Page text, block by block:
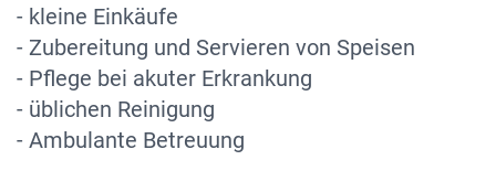
- kleine Einkäufe
- Zubereitung und Servieren von Speisen
- Pflege bei akuter Erkrankung
- üblichen Reinigung
- Ambulante Betreuung